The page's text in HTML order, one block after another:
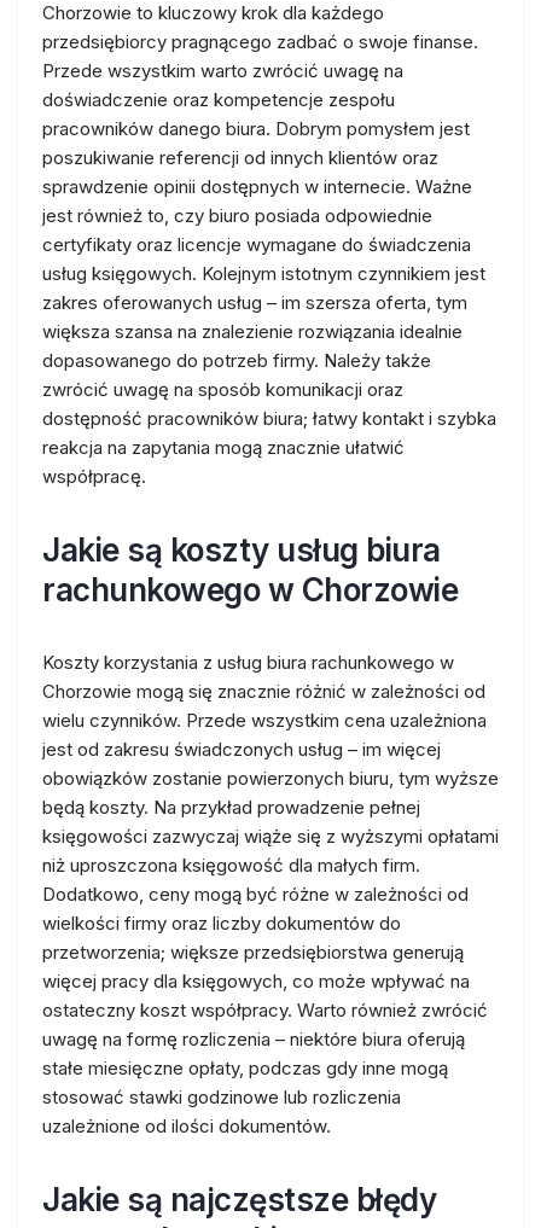
Chorzowie to kluczowy krok dla każdego
przedsiębiorcy pragnącego zadbać o swoje finanse.
Przede wszystkim warto zwrócić uwagę na
doświadczenie oraz kompetencje zespołu
pracowników danego biura. Dobrym pomysłem jest
poszukiwanie referencji od innych klientów oraz
sprawdzenie opinii dostępnych w internecie. Ważne
jest również to, czy biuro posiada odpowiednie
certyfikaty oraz licencje wymagane do świadczenia
usług księgowych. Kolejnym istotnym czynnikiem jest
zakres oferowanych usług – im szersza oferta, tym
większa szansa na znalezienie rozwiązania idealnie
dopasowanego do potrzeb firmy. Należy także
zwrócić uwagę na sposób komunikacji oraz
dostępność pracowników biura; łatwy kontakt i szybka
reakcja na zapytania mogą znacznie ułatwić
współpracę.
Jakie są koszty usług biura
rachunkowego w Chorzowie
Koszty korzystania z usług biura rachunkowego w
Chorzowie mogą się znacznie różnić w zależności od
wielu czynników. Przede wszystkim cena uzależniona
jest od zakresu świadczonych usług – im więcej
obowiązków zostanie powierzonych biuru, tym wyższe
będą koszty. Na przykład prowadzenie pełnej
księgowości zazwyczaj wiąże się z wyższymi opłatami
niż uproszczona księgowość dla małych firm.
Dodatkowo, ceny mogą być różne w zależności od
wielkości firmy oraz liczby dokumentów do
przetworzenia; większe przedsiębiorstwa generują
więcej pracy dla księgowych, co może wpływać na
ostateczny koszt współpracy. Warto również zwrócić
uwagę na formę rozliczenia – niektóre biura oferują
stałe miesięczne opłaty, podczas gdy inne mogą
stosować stawki godzinowe lub rozliczenia
uzależnione od ilości dokumentów.
Jakie są najczęstsze błędy